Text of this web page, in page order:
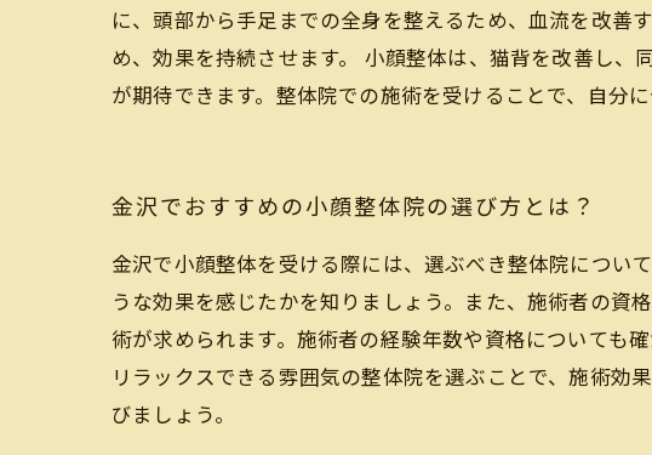
に、頭部から手足までの全身を整えるため、血流を改善
め、効果を持続させます。 小顔整体は、猫背を改善し
が期待できます。整体院での施術を受けることで、自分
金沢でおすすめの小顔整体院の選び方とは？
金沢で小顔整体を受ける際には、選ぶべき整体院につい
うな効果を感じたかを知りましょう。また、施術者の資
術が求められます。施術者の経験年数や資格についても
リラックスできる雰囲気の整体院を選ぶことで、施術効
びましょう。